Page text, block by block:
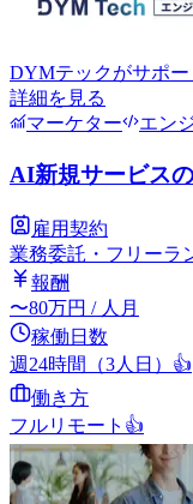
DYMテックがサポー
詳細を見る
マーケター
エン
AI新規サービス
雇用契約
業務委託・フリーラ
報酬
〜80万円 / 人月
稼働日数
週24時間（3人日） 👍
働き方
フルリモート 👍